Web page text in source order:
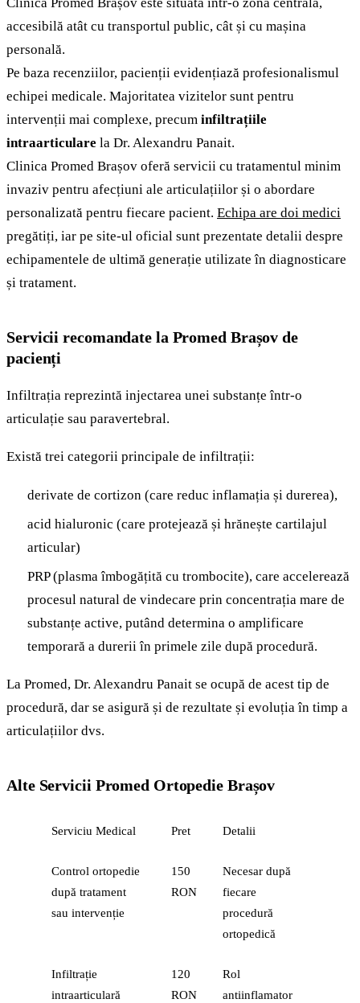
accesibilă atât cu transportul public, cât și cu mașina
personală.
Pe baza recenziilor, pacienții evidențiază profesionalismul
echipei medicale. Majoritatea vizitelor sunt pentru
intervenții mai complexe, precum infiltrațiile
intraarticulare la Dr. Alexandru Panait.
Clinica Promed Brașov oferă servicii cu tratamentul minim
invaziv pentru afecțiuni ale articulațiilor și o abordare
personalizată pentru fiecare pacient. Echipa are doi medici
pregătiți, iar pe site-ul oficial sunt prezentate detalii despre
echipamentele de ultimă generație utilizate în diagnosticare
și tratament.
Servicii recomandate la Promed Brașov de
pacienți
Infiltrația reprezintă injectarea unei substanțe într-o
articulație sau paravertebral.
Există trei categorii principale de infiltrații:
derivate de cortizon (care reduc inflamația și durerea),
acid hialuronic (care protejează și hrănește cartilajul
articular)
PRP (plasma îmbogățită cu trombocite), care accelerează
procesul natural de vindecare prin concentrația mare de
substanțe active, putând determina o amplificare
temporară a durerii în primele zile după procedură.
La Promed, Dr. Alexandru Panait se ocupă de acest tip de
procedură, dar se asigură și de rezultate și evoluția în timp a
articulațiilor dvs.
Alte Servicii Promed Ortopedie Brașov
Serviciu Medical Pret Detalii
Control ortopedie
după tratament
sau intervenție
150
RON
Necesar după
fiecare
procedură
ortopedică
Infiltrație
intraarticulară
120
RON
Rol
antiinflamator